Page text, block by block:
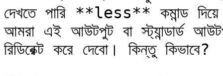
দেখতে পারি **less** কমান্ড দিয়ে
আমরা এই আউটপুট বা স্ট্যান্ডার্ড
রিডিরেক্ট করে দেবো। কিন্তু কিভাবে?